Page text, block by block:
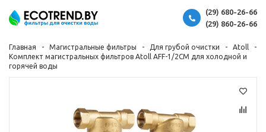
(29) 680-26-66
(29) 860-26-66
Главная Магистральные фильтры Для грубой очистки
Atoll
Комплект магистральных фильтров Atoll AFF-1/2CM для холодной и
горячей воды